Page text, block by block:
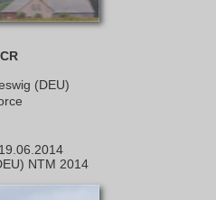
(DEU)
19.06.2014
NTM 2014